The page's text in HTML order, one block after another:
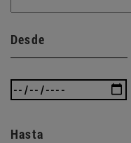
Desde
Hasta